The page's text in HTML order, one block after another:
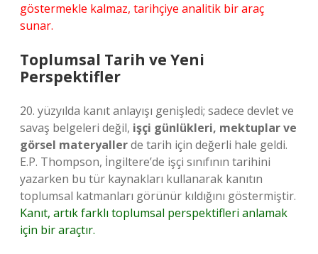
göstermekle kalmaz, tarihçiye analitik bir araç
sunar.
Toplumsal Tarih ve Yeni
Perspektifler
20. yüzyılda kanıt anlayışı genişledi; sadece devlet ve
savaş belgeleri değil, işçi günlükleri, mektuplar ve
görsel materyallerde tarih için değerli hale geldi.
E.P. Thompson, İngiltere’de işçi sınıfının tarihini
yazarken bu tür kaynakları kullanarak kanıtın
toplumsal katmanları görünür kıldığını göstermiştir.
Kanıt, artık farklı toplumsal perspektifleri anlamak
için bir araçtır.